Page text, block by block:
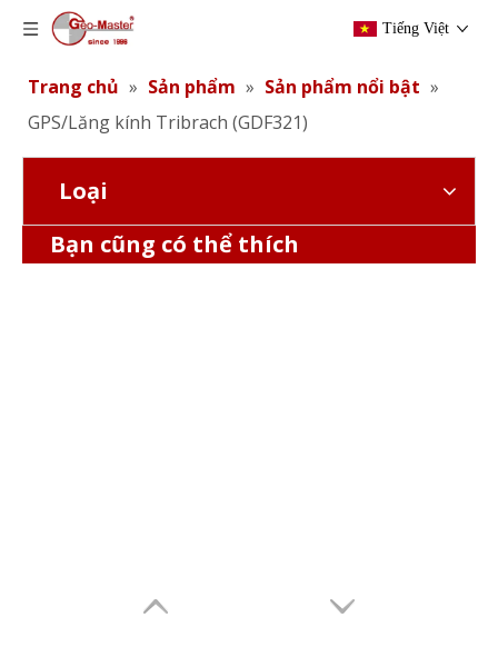
Tiếng Việt
Trang chủ » Sản phẩm » Sản phẩm nổi bật »
GPS/Lăng kính Tribrach (GDF321)
Loại
Bạn cũng có thể thích